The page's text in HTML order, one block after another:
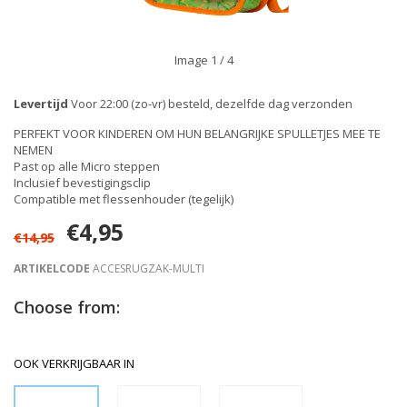
Image 1 / 4
Levertijd Voor 22:00 (zo-vr) besteld, dezelfde dag verzonden
PERFEKT VOOR KINDEREN OM HUN BELANGRIJKE SPULLETJES MEE TE
NEMEN
Past op alle Micro steppen
Inclusief bevestigingsclip
Compatible met flessenhouder (tegelijk)
€14,95 €4,95
ARTIKELCODE ACCESRUGZAK-MULTI
Choose from:
OOK VERKRIJGBAAR IN